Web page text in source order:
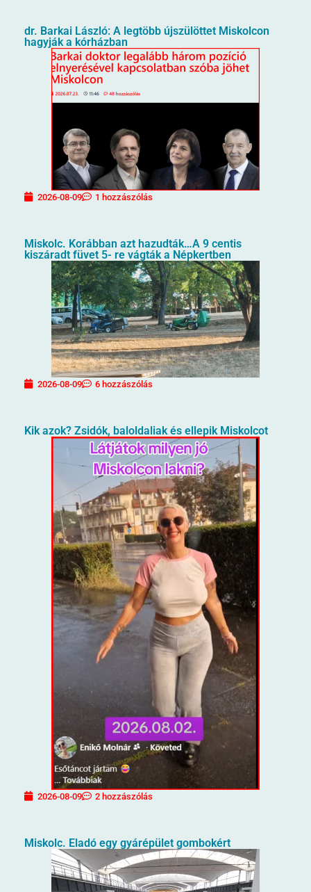
dr. Barkai László: A legtöbb újszülöttet Miskolcon
hagyják a kórházban
2026-08-09 1 hozzászólás
Miskolc. Korábban azt hazudták…A 9 centis
kiszáradt füvet 5- re vágták a Népkertben
2026-08-09 6 hozzászólás
Kik azok? Zsidók, baloldaliak és ellepik Miskolcot
2026-08-09 2 hozzászólás
Miskolc. Eladó egy gyárépület gombokért